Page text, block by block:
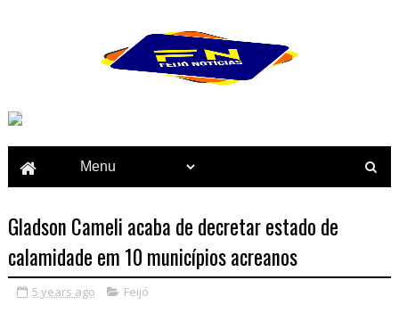
Gladson Cameli acaba de decretar estado de
calamidade em 10 municípios acreanos
5 years ago Feijó